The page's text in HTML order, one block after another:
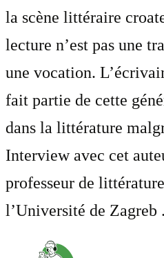
la scène littéraire
lecture n’est pas une
une vocation.
fait partie de cette
dans la littérature
Interview avec cet
professeur de
l’Université de Zagreb